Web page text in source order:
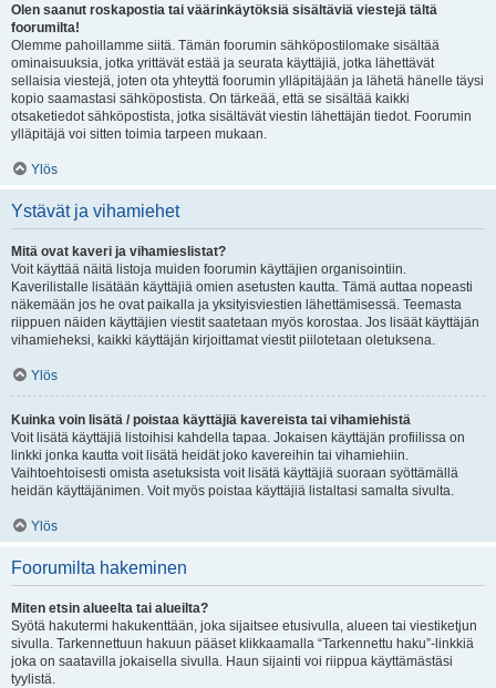
Olen saanut roskapostia tai väärinkäytöksiä sisältäviä viestejä tältä
foorumilta!
Olemme pahoillamme siitä. Tämän foorumin sähköpostilomake sisältää
ominaisuuksia, jotka yrittävät estää ja seurata käyttäjiä, jotka lähettävät
sellaisia viestejä, joten ota yhteyttä foorumin ylläpitäjään ja lähetä hänelle täysi
kopio saamastasi sähköpostista. On tärkeää, että se sisältää kaikki
otsaketiedot sähköpostista, jotka sisältävät viestin lähettäjän tiedot. Foorumin
ylläpitäjä voi sitten toimia tarpeen mukaan.
Ylös
Ystävät ja vihamiehet
Mitä ovat kaveri ja vihamieslistat?
Voit käyttää näitä listoja muiden foorumin käyttäjien organisointiin.
Kaverilistalle lisätään käyttäjiä omien asetusten kautta. Tämä auttaa nopeasti
näkemään jos he ovat paikalla ja yksityisviestien lähettämisessä. Teemasta
riippuen näiden käyttäjien viestit saatetaan myös korostaa. Jos lisäät käyttäjän
vihamieheksi, kaikki käyttäjän kirjoittamat viestit piilotetaan oletuksena.
Ylös
Kuinka voin lisätä / poistaa käyttäjiä kavereista tai vihamiehistä
Voit lisätä käyttäjiä listoihisi kahdella tapaa. Jokaisen käyttäjän profiilissa on
linkki jonka kautta voit lisätä heidät joko kavereihin tai vihamiehiin.
Vaihtoehtoisesti omista asetuksista voit lisätä käyttäjiä suoraan syöttämällä
heidän käyttäjänimen. Voit myös poistaa käyttäjiä listaltasi samalta sivulta.
Ylös
Foorumilta hakeminen
Miten etsin alueelta tai alueilta?
Syötä hakutermi hakukenttään, joka sijaitsee etusivulla, alueen tai viestiketjun
sivulla. Tarkennettuun hakuun pääset klikkaamalla “Tarkennettu haku”-linkkiä
joka on saatavilla jokaisella sivulla. Haun sijainti voi riippua käyttämästäsi
tyylistä.